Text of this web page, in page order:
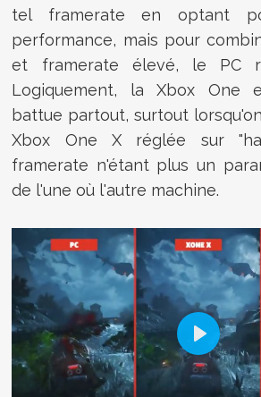
tel framerate en optant
performance, mais pour
et framerate élevé, le PC
Logiquement, la Xbox One
battue partout, surtout
Xbox One X réglée sur
framerate n'étant plus un
de l'une où l'autre machine.